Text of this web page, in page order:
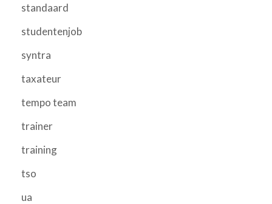
standaard
studentenjob
syntra
taxateur
tempo team
trainer
training
tso
ua